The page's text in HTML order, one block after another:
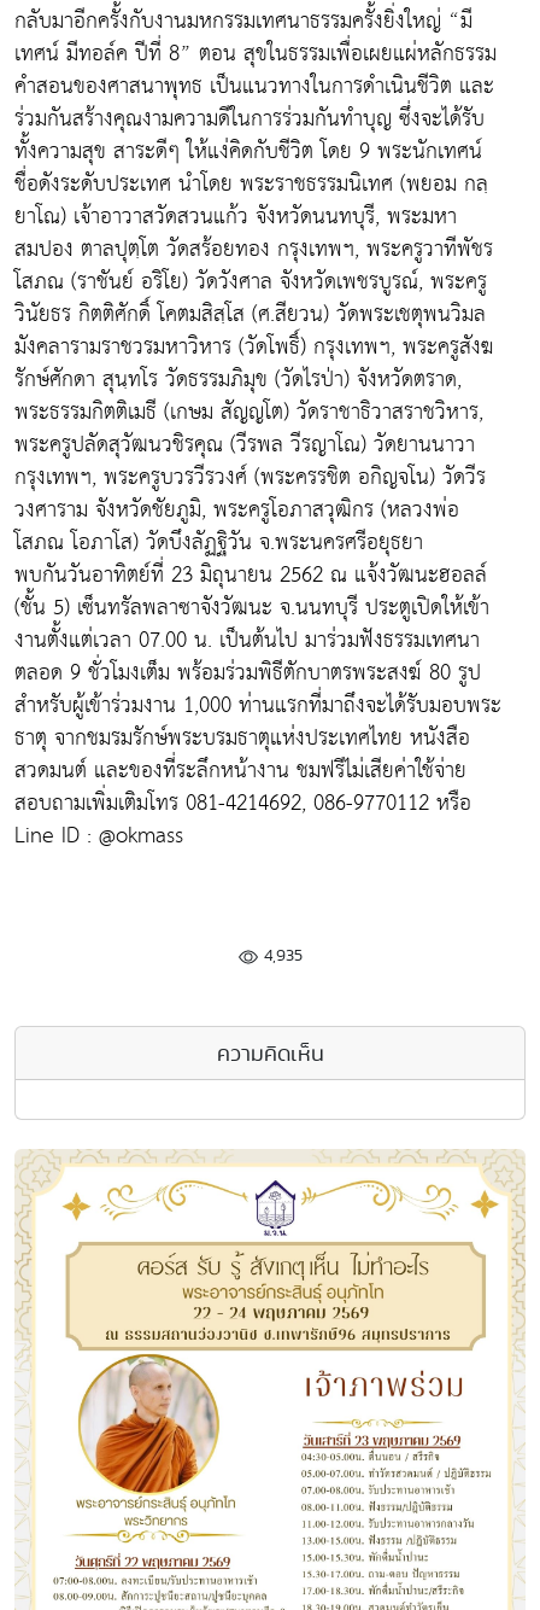
กลับมาอีกครั้งกับงานมหกรรมเทศนาธรรมครั้งยิ่งใหญ่ “มี
เทศน์ มีทอล์ค ปีที่ 8” ตอน สุขในธรรมเพื่อเผยแผ่หลักธรรม
คำสอนของศาสนาพุทธ เป็นแนวทางในการดำเนินชีวิต และ
ร่วมกันสร้างคุณงามความดีในการร่วมกันทำบุญ ซึ่งจะได้รับ
ทั้งความสุข สาระดีๆ ให้แง่คิดกับชีวิต โดย 9 พระนักเทศน์
ชื่อดังระดับประเทศ นำโดย พระราชธรรมนิเทศ (พยอม กลฺ
ยาโณ) เจ้าอาวาสวัดสวนแก้ว จังหวัดนนทบุรี, พระมหา
สมปอง ตาลปุตฺโต วัดสร้อยทอง กรุงเทพฯ, พระครูวาทีพัชร
โสภณ (ราชันย์ อริโย) วัดวังศาล จังหวัดเพชรบูรณ์, พระครู
วินัยธร กิตติศักดิ์ โคตมสิสฺโส (ศ.สียวน) วัดพระเชตุพนวิมล
มังคลารามราชวรมหาวิหาร (วัดโพธิ์) กรุงเทพฯ, พระครูสังฆ
รักษ์ศักดา สุนฺทโร วัดธรรมภิมุข (วัดไรป่า) จังหวัดตราด,
พระธรรมกิตติเมธี (เกษม สัญญโต) วัดราชาธิวาสราชวิหาร,
พระครูปลัดสุวัฒนวชิรคุณ (วีรพล วีรญาโณ) วัดยานนาวา
กรุงเทพฯ, พระครูบวรวีรวงศ์ (พระครรชิต อกิญจโน) วัดวีร
วงศาราม จังหวัดชัยภูมิ, พระครูโอภาสวุฒิกร (หลวงพ่อ
โสภณ โอภาโส) วัดบึงลัฏฐิวัน จ.พระนครศรีอยุธยา
พบกันวันอาทิตย์ที่ 23 มิถุนายน 2562 ณ แจ้งวัฒนะฮอลล์
(ชั้น 5) เซ็นทรัลพลาซาจังวัฒนะ จ.นนทบุรี ประตูเปิดให้เข้า
งานตั้งแต่เวลา 07.00 น. เป็นต้นไป มาร่วมฟังธรรมเทศนา
ตลอด 9 ชั่วโมงเต็ม พร้อมร่วมพิธีตักบาตรพระสงฆ์ 80 รูป
สำหรับผู้เข้าร่วมงาน 1,000 ท่านแรกที่มาถึงจะได้รับมอบพระ
ธาตุ จากชมรมรักษ์พระบรมธาตุแห่งประเทศไทย หนังสือ
สวดมนต์ และของที่ระลึกหน้างาน ชมฟรีไม่เสียค่าใช้จ่าย
สอบถามเพิ่มเติมโทร 081-4214692, 086-9770112 หรือ
Line ID : @okmass
4,935
ความคิดเห็น